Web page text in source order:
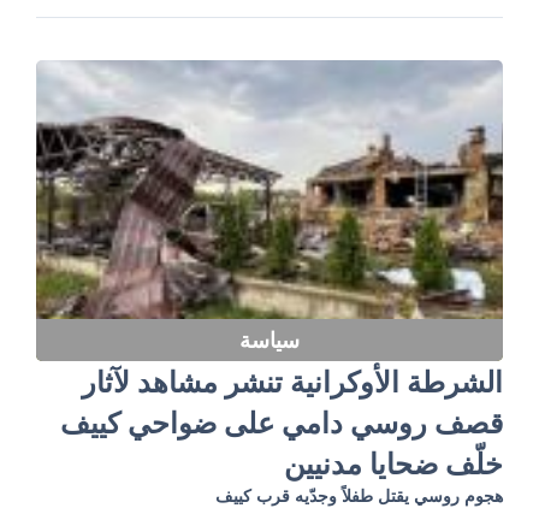
سياسة
الشرطة الأوكرانية تنشر مشاهد لآثار
قصف روسي دامي على ضواحي كييف
خلّف ضحايا مدنيين
هجوم روسي يقتل طفلاً وجدّيه قرب كييف